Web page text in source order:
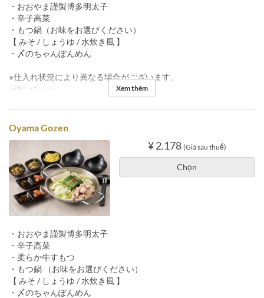
・おおやま謹製博多明太子
・辛子高菜
・もつ鍋（お味をお選びください）
【 みそ / しょうゆ / 水炊き風 】
・〆のちゃんぽんめん
※仕入れ状況により異なる場合がございます。
Bữa Bữa trưa Xem thêm
Oyama Gozen
¥ 2.178 (Giá sau thuế)
Chọn
・おおやま謹製博多明太子
・辛子高菜
・柔らか牛すもつ
・もつ鍋 （お味をお選びください）
【 みそ / しょうゆ / 水炊き風 】
・〆のちゃんぽんめん